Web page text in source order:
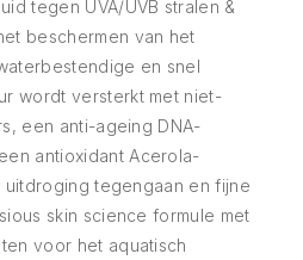
tegen UVA/UVB stralen &
beschermen van het
en snel
wordt versterkt met niet-
een anti-ageing DNA-
antioxidant Acerola-
uitdroging tegengaan en fijne
skin science formule met
voor het aquatisch